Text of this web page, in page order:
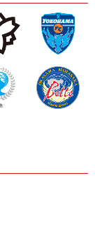
愛媛Ｌ